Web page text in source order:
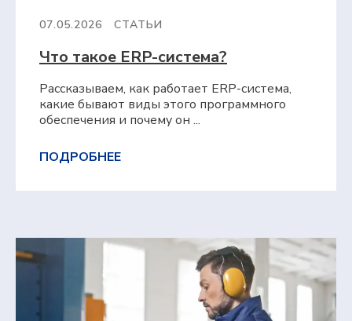
07.05.2026 СТАТЬИ
Что такое ERP⁠-⁠система?
Рассказываем, как работает ERP-система,
какие бывают виды этого программного
обеспечения и почему он ...
ПОДРОБНЕЕ